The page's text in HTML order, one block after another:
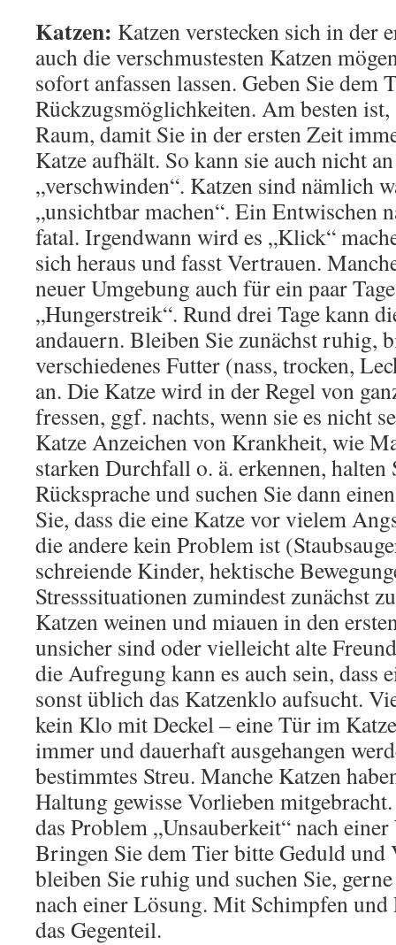
Katzen: Katzen verstecken sich in der
auch die verschmustesten Katzen
sofort anfassen lassen. Geben Sie dem
Rückzugsmöglichkeiten. Am besten ist,
Raum, damit Sie in der ersten Zeit
Katze aufhält. So kann sie auch nicht
„verschwinden“. Katzen sind nämlich
„unsichtbar machen“. Ein Entwischen
fatal. Irgendwann wird es „Klick“
sich heraus und fasst Vertrauen.
neuer Umgebung auch für ein paar
„Hungerstreik“. Rund drei Tage kann
andauern. Bleiben Sie zunächst ruhig,
verschiedenes Futter (nass, trocken,
an. Die Katze wird in der Regel von
fressen, ggf. nachts, wenn sie es nicht
Katze Anzeichen von Krankheit, wie
starken Durchfall o. ä. erkennen,
Rücksprache und suchen Sie dann
Sie, dass die eine Katze vor vielem
die andere kein Problem ist
schreiende Kinder, hektische
Stresssituationen zumindest zunächst
Katzen weinen und miauen in den
unsicher sind oder vielleicht alte
die Aufregung kann es auch sein, dass
sonst üblich das Katzenklo aufsucht.
kein Klo mit Deckel – eine Tür im
immer und dauerhaft ausgehangen
bestimmtes Streu. Manche Katzen
Haltung gewisse Vorlieben
das Problem „Unsauberkeit“ nach
Bringen Sie dem Tier bitte Geduld und
bleiben Sie ruhig und suchen Sie,
nach einer Lösung. Mit Schimpfen
das Gegenteil.